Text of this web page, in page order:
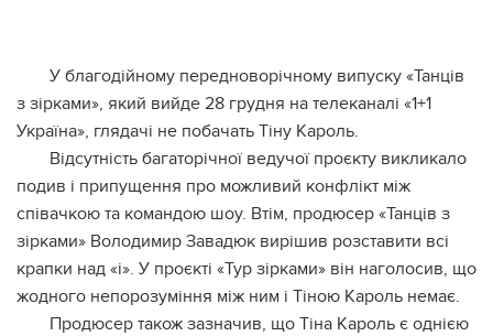
У благодійному передноворічному випуску «Танців
з зірками», який вийде 28 грудня на телеканалі «1+1
Україна», глядачі не побачать Тіну Кароль.
Відсутність багаторічної ведучої проєкту викликало
подив і припущення про можливий конфлікт між
співачкою та командою шоу. Втім, продюсер «Танців з
зірками» Володимир Завадюк вирішив розставити всі
крапки над «і». У проєкті «Тур зірками» він наголосив, що
жодного непорозуміння між ним і Тіною Кароль немає.
Продюсер також зазначив, що Тіна Кароль є однією